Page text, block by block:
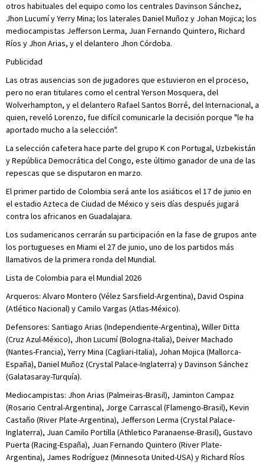
otros habituales del equipo como los centrales Davinson Sánchez,
Jhon Lucumí y Yerry Mina; los laterales Daniel Muñoz y Johan Mojica; los
mediocampistas Jefferson Lerma, Juan Fernando Quintero, Richard
Ríos y Jhon Arias, y el delantero Jhon Córdoba.
Publicidad
Las otras ausencias son de jugadores que estuvieron en el proceso,
pero no eran titulares como el central Yerson Mosquera, del
Wolverhampton, y el delantero Rafael Santos Borré, del Internacional, a
quien, reveló Lorenzo, fue difícil comunicarle la decisión porque "le ha
aportado mucho a la selección".
La selección cafetera hace parte del grupo K con Portugal, Uzbekistán
y República Democrática del Congo, este último ganador de una de las
repescas que se disputaron en marzo.
El primer partido de Colombia será ante los asiáticos el 17 de junio en
el estadio Azteca de Ciudad de México y seis días después jugará
contra los africanos en Guadalajara.
Los sudamericanos cerrarán su participación en la fase de grupos ante
los portugueses en Miami el 27 de junio, uno de los partidos más
llamativos de la primera ronda del Mundial.
Lista de Colombia para el Mundial 2026
Arqueros: Alvaro Montero (Vélez Sarsfield-Argentina), David Ospina
(Atlético Nacional) y Camilo Vargas (Atlas-México).
Defensores: Santiago Arias (Independiente-Argentina), Willer Ditta
(Cruz Azul-México), Jhon Lucumí (Bologna-Italia), Deiver Machado
(Nantes-Francia), Yerry Mina (Cagliari-Italia), Johan Mojica (Mallorca-
España), Daniel Muñoz (Crystal Palace-Inglaterra) y Davinson Sánchez
(Galatasaray-Turquía).
Mediocampistas: Jhon Arias (Palmeiras-Brasil), Jaminton Campaz
(Rosario Central-Argentina), Jorge Carrascal (Flamengo-Brasil), Kevin
Castaño (River Plate-Argentina), Jefferson Lerma (Crystal Palace-
Inglaterra), Juan Camilo Portilla (Athletico Paranaense-Brasil), Gustavo
Puerta (Racing-España), Juan Fernando Quintero (River Plate-
Argentina), James Rodríguez (Minnesota United-USA) y Richard Ríos